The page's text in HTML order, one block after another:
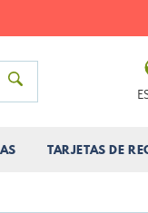
TARJETAS DE